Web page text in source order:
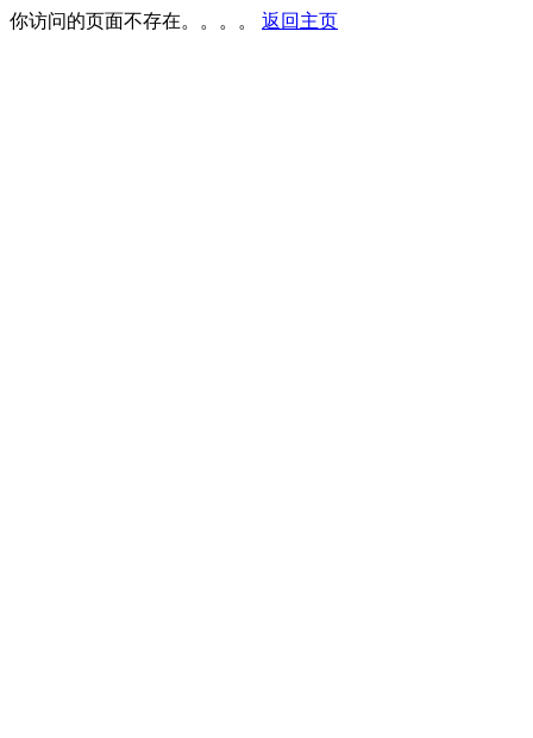
你访问的页面不存在。。。。 返回主页